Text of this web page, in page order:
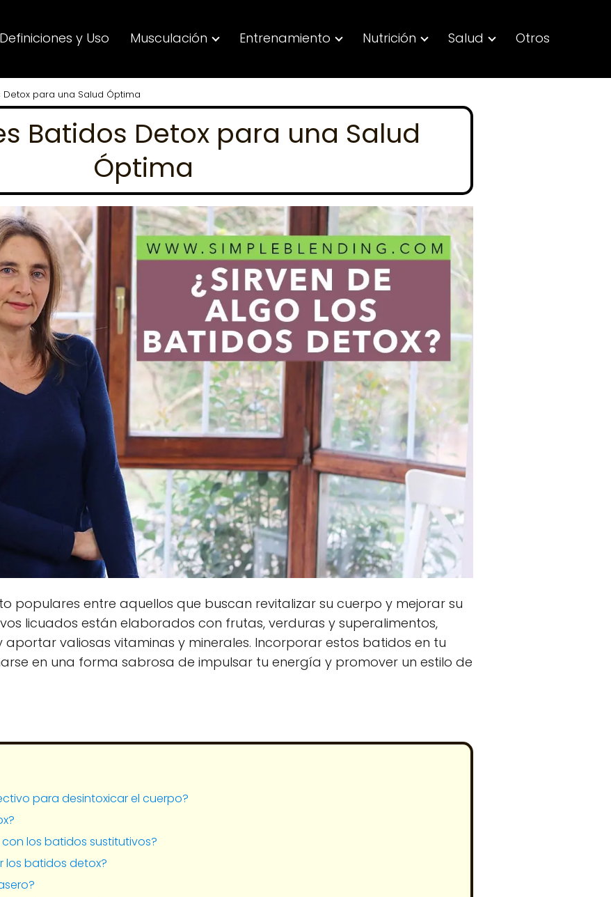
y Uso Musculación Entrenamiento Nutrición Salud Otros
Detox para una Salud Óptima
Batidos Detox para una Salud
Óptima
populares entre aquellos que buscan revitalizar su cuerpo y mejorar su
licuados están elaborados con frutas, verduras y superalimentos,
valiosas vitaminas y minerales. Incorporar estos batidos en tu
en una forma sabrosa de impulsar tu energía y promover un estilo de
para desintoxicar el cuerpo?
los batidos sustitutivos?
los batidos detox?